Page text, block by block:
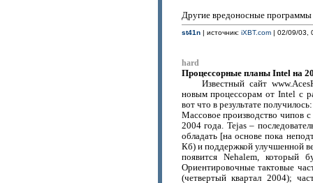
Другие вредоносные
st41n| источник: iXBT.com| 02/09/03,
hard
Процессорные планы Intel на
Известный сайт
новым процессорам от Intel с
вот что в результате получилось:
Массовое производство чипов
2004 года. Tejas –
обладать [на основе пока
Кб) и поддержкой улучшенной
появится Nehalem, который
Ориентировочные тактовые
(четвертый квартал 2004);